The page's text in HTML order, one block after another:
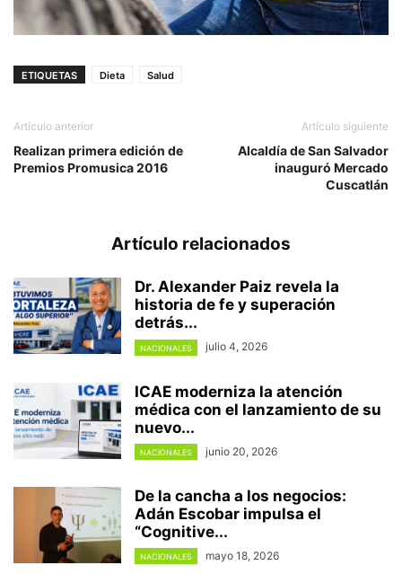
ETIQUETAS Dieta Salud
Artículo anterior
Realizan primera edición de
Premios Promusica 2016
Artículo siguiente
Alcaldía de San Salvador
inauguró Mercado
Cuscatlán
Artículo relacionados
Dr. Alexander Paiz revela la
historia de fe y superación
detrás...
NACIONALES julio 4, 2026
ICAE moderniza la atención
médica con el lanzamiento de su
nuevo...
NACIONALES junio 20, 2026
De la cancha a los negocios:
Adán Escobar impulsa el
“Cognitive...
NACIONALES mayo 18, 2026